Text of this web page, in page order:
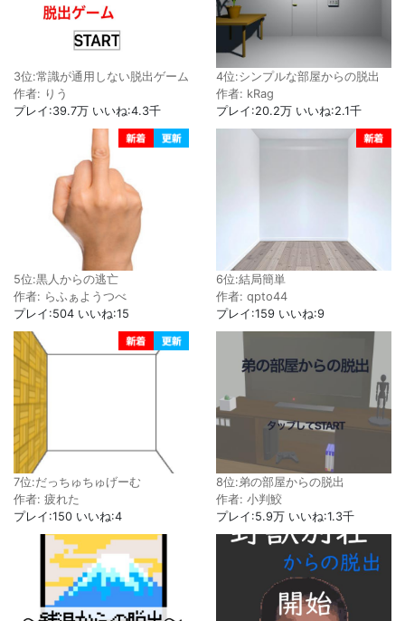
3位:常識が通用しない脱出ゲーム
作者: りう
プレイ:39.7万 いいね:4.3千
4位:シンプルな部屋からの脱出
作者: kRag
プレイ:20.2万 いいね:2.1千
5位:黒人からの逃亡
作者: らふぁようつべ
プレイ:504 いいね:15
6位:結局簡単
作者: qpto44
プレイ:159 いいね:9
7位:だっちゅちゅげーむ
作者: 疲れた
プレイ:150 いいね:4
8位:弟の部屋からの脱出
作者: 小判鮫
プレイ:5.9万 いいね:1.3千